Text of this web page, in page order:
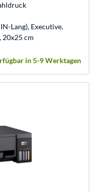
Lang), Executive,
20x25 cm
in 5-9 Werktagen